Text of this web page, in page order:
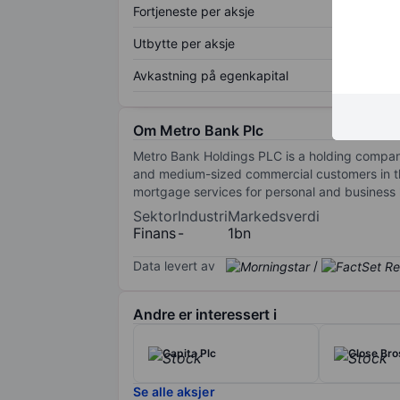
Fortjeneste per aksje
Utbytte per aksje
Avkastning på egenkapital
Om Metro Bank Plc
Metro Bank Holdings PLC is a holding
and medium-sized commercial customers
mortgage services for personal and business
Sektor
Finans
Industri
-
Markedsverdi
1bn
Data levert av /
Andre er interessert i
Capita Plc Close
Se alle aksjer